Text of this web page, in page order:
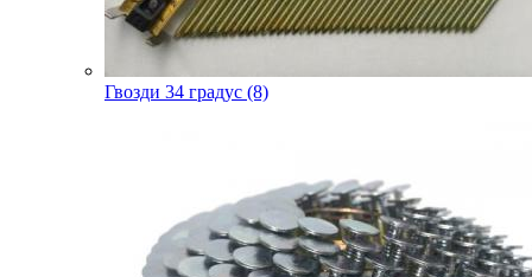
Гвозди 34 градус (8)